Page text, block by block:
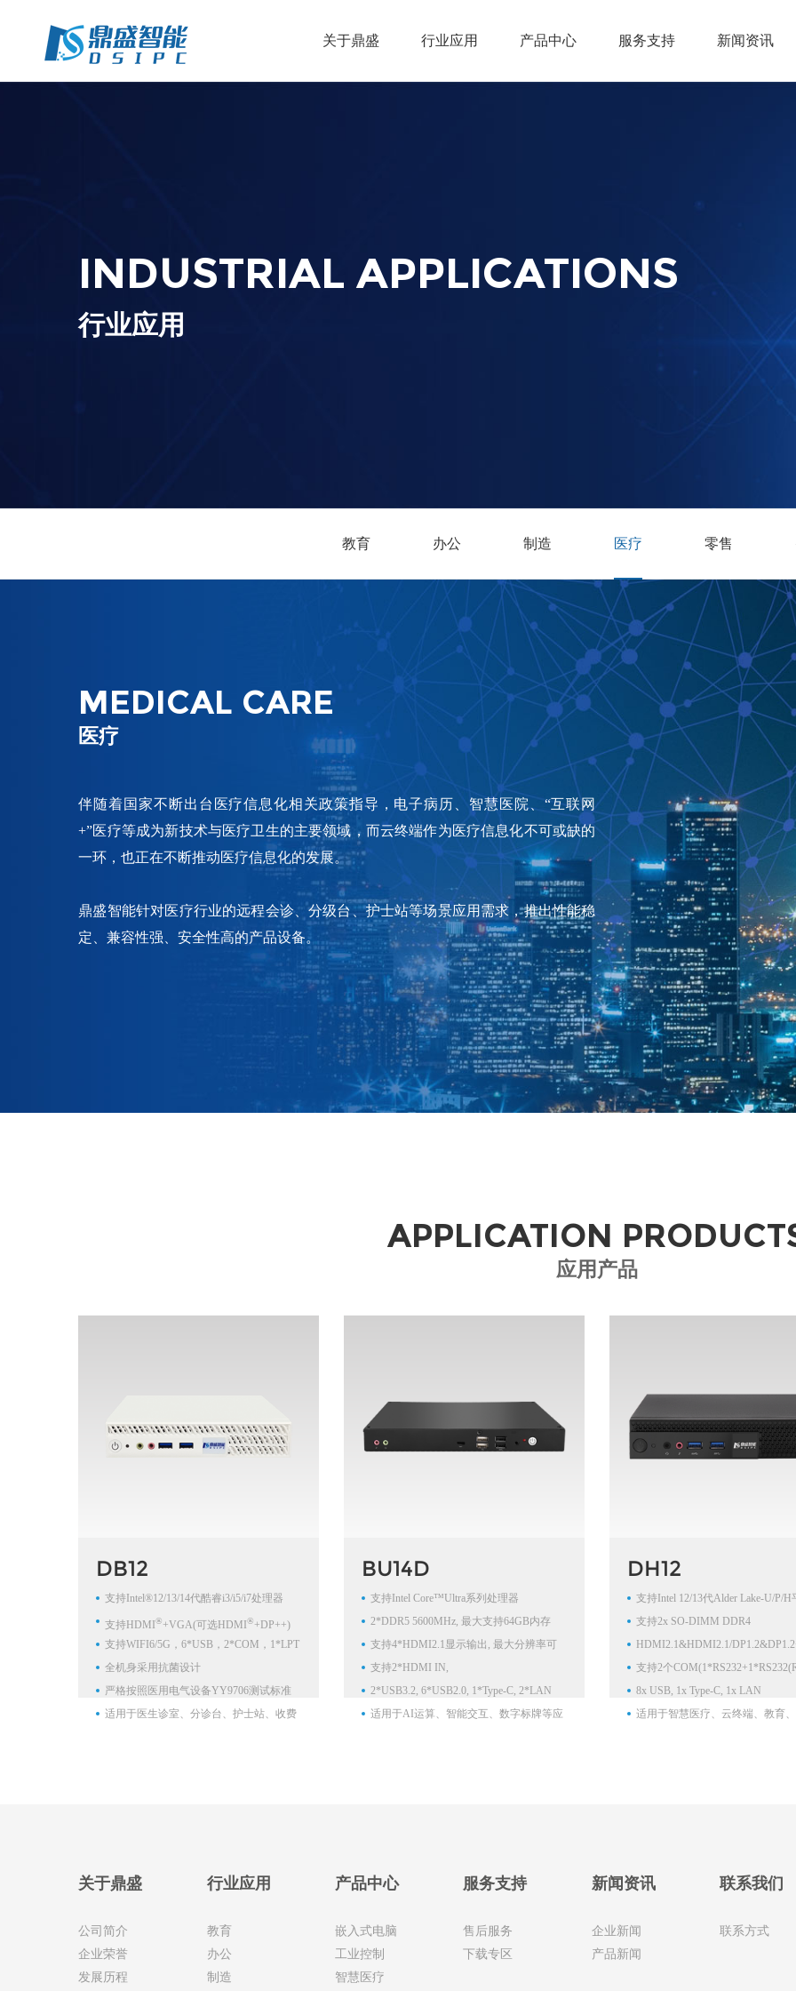
关于鼎盛 行业应用 产品中心 服务支持 新闻资讯
INDUSTRIAL APPLICATIONS
行业应用
教育 办公 制造 医疗 零售
MEDICAL CARE
医疗
伴随着国家不断出台医疗信息化相关政策指导，电子病历、智慧医院、“互联网
+”医疗等成为新技术与医疗卫生的主要领域，而云终端作为医疗信息化不可或缺的
一环，也正在不断推动医疗信息化的发展。
鼎盛智能针对医疗行业的远程会诊、分级台、护士站等场景应用需求，推出性能稳
定、兼容性强、安全性高的产品设备。
APPLICATION
应用产品
DB12
支持Intel®12/13/14代酷睿i3/i5/i7处理器
支持HDMI®+VGA(可选HDMI®+DP++)
双屏同显异显,支持双路4K
支持WIFI6/5G，6*USB，2*COM，1*LPT
全机身采用抗菌设计
严格按照医用电气设备YY9706测试标准
并已通过医规认证
适用于医生诊室、分诊台、护士站、收费
BU14D
支持Intel Core™Ultra系列处理器
2*DDR5 5600MHz, 最大支持64GB内存
支持4*HDMI2.1显示输出, 最大分辨率可
达8K@60Hz
支持2*HDMI IN,
1*COM(1*RS232+1*R232/R485)
2*USB3.2, 6*USB2.0, 1*Type-C, 2*LAN
适用于AI运算、智能交互、数字标牌等应
DH12
支持Intel 12/13代Alder Lake-U/P/H
性能处理器
支持2x SO-DIMM DDR4
3200/2933/2666/2400MHz
HDMI2.1&HDMI2.1/
支持三显
支持2个
选))
8x USB, 1x Type-C, 1x LAN
适用于智慧医疗、云终端、教育
关于鼎盛
公司简介
企业荣誉
发展历程
行业应用
教育
办公
制造
产品中心
嵌入式电脑
工业控制
智慧医疗
服务支持
售后服务
下载专区
新闻资讯
企业新闻
产品新闻
联系我们
联系方式